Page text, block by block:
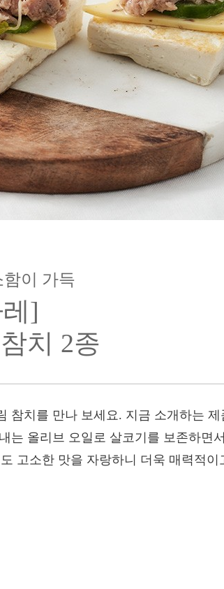
이 가득
]
치 2종
참치를 만나 보세요. 지금 소개하는
는 올리브 오일로 살코기를 보존하면
고소한 맛을 자랑하니 더욱 매력적이